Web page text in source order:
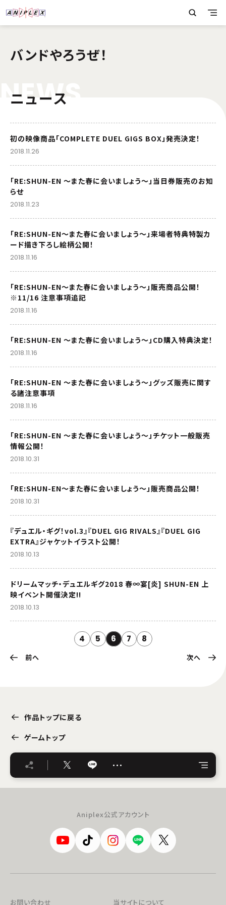
バンドやろうぜ！
NEWS
ニュース
初の映像商品「COMPLETE DUEL GIGS BOX」発売決定！
2018.11.26
「RE:SHUN-EN ～また春に会いましょう～」当日券販売のお知
らせ
2018.11.23
「RE:SHUN-EN～また春に会いましょう～」来場者特典特製カ
ード描き下ろし絵柄公開！
2018.11.16
「RE:SHUN-EN～また春に会いましょう～」販売商品公開！
※11/16 注意事項追記
2018.11.16
「RE:SHUN-EN ～また春に会いましょう～」CD購入特典決定！
2018.11.16
「RE:SHUN-EN ～また春に会いましょう～」グッズ販売に関す
る諸注意事項
2018.11.16
「RE:SHUN-EN ～また春に会いましょう～」チケット一般販売
情報公開！
2018.10.31
「RE:SHUN-EN～また春に会いましょう～」販売商品公開！
2018.10.31
『デュエル・ギグ！vol.3』『DUEL GIG RIVALS』『DUEL GIG
EXTRA』ジャケットイラスト公開！
2018.10.13
ドリームマッチ・デュエルギグ2018 春∞宴[炎] SHUN-EN 上
映イベント開催決定!!
2018.10.13
4 5 6 7 8
前へ 次へ
作品トップに戻る
ゲームトップ
…
Aniplex公式アカウント
お問い合わせ 当サイトについて